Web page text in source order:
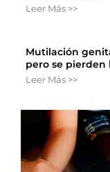
Leer Más >>
Mutilación
pero se pierden
Leer Más >>